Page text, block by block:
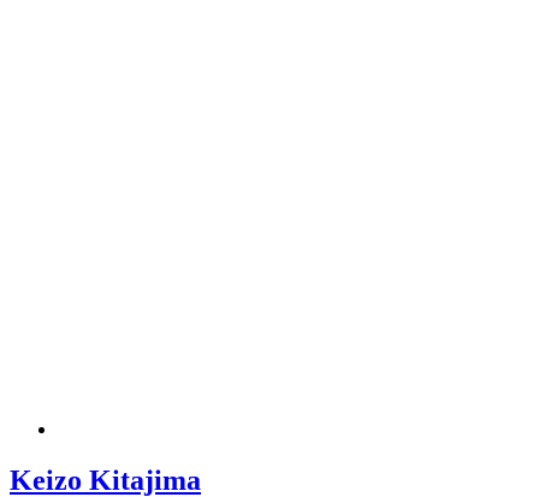
Keizo Kitajima